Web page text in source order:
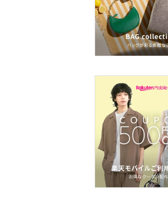
ア
ヘアケア
フレグランス
メイク道具・美容器具
コフレ・キット・セット
食器・調理器具・キッチ
ン用品
インテリア・生活雑貨
スマホグッズ・オーディ